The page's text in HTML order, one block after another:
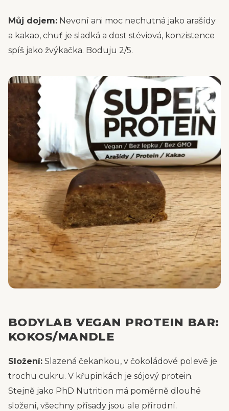
Můj dojem: Nevoní ani moc nechutná jako arašídy
a kakao, chuť je sladká a dost stéviová, konzistence
spíš jako žvýkačka. Boduju 2/5.
BODYLAB VEGAN PROTEIN BAR:
KOKOS/MANDLE
Složení: Slazená čekankou, v čokoládové polevě je
trochu cukru. V křupinkách je sójový protein.
Stejně jako PhD Nutrition má poměrně dlouhé
složení, všechny přísady jsou ale přírodní.